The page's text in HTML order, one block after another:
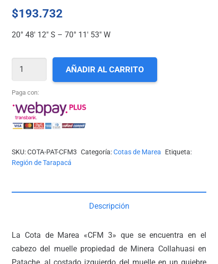
$193.732
20° 48′ 12″ S – 70° 11′ 53″ W
COTA-
CFM3
(MUELLE
COLLAHUASI
-
cantidad
AÑADIR AL CARRITO
Paga con:
SKU:COTA-PAT-CFM3 Categoría:Cotas de Marea Etiqueta:
Región de Tarapacá
Descripción
La Cota de Marea «CFM 3» que se encuentra en el
cabezo del muelle propiedad de Minera Collahuasi en
Patache, al costado izquierdo del muelle en un quiebre